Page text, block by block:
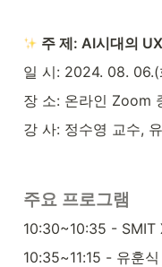
주 제: AI시대의
일 시: 2024. 08.
장 소: 온라인 Zoom
강 사: 정수영 교수,
주요 프로그램
10:30~10:35 - SMIT
10:35~11:15 - 유훈